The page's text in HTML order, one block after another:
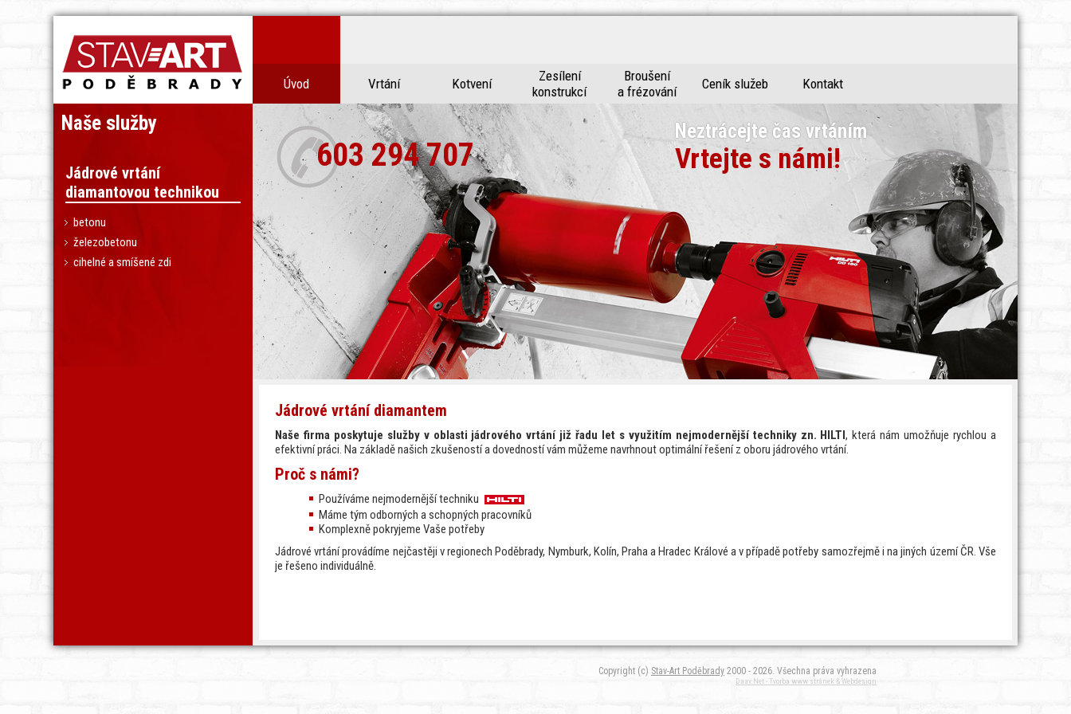
Úvod Vrtání Kotvení
Zesílení
konstrukcí
Broušení
a frézování
Ceník služeb Kontakt
Naše služby
Jádrové vrtání
diamantovou technikou
betonu
železobetonu
cihelné a smíšené zdi
603 294 707
Neztrácejte čas vrtáním
Vrtejte s námi!
Jádrové vrtání diamantem
Naše firma poskytuje služby v oblasti jádrového vrtání již řadu let s využitím nejmodernější techniky zn. HILTI, která nám umožňuje rychlou a
efektivní práci. Na základě našich zkušeností a dovedností vám můžeme navrhnout optimální řešení z oboru jádrového vrtání.
Proč s námi?
Používáme nejmodernější techniku
Máme tým odborných a schopných pracovníků
Komplexně pokryjeme Vaše potřeby
Jádrové vrtání provádíme nejčastěji v regionech Poděbrady, Nymburk, Kolín, Praha a Hradec Králové a v případě potřeby samozřejmě i na jiných území ČR. Vše
je řešeno individuálně.
Copyright (c) Stav-Art Poděbrady 2000 - 2026. Všechna práva vyhrazena
Daav.Net - Tvorba www stránek & Webdesign